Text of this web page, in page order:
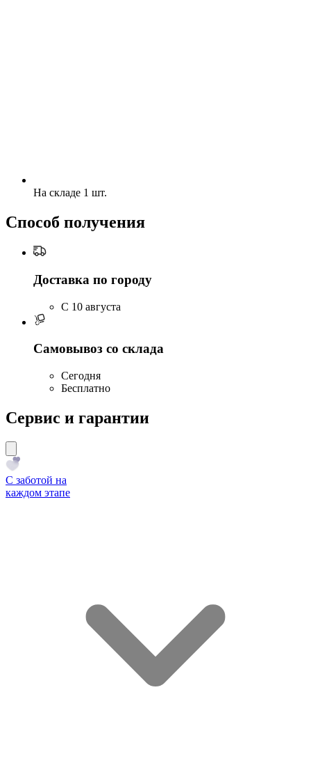
На складе 1 шт.
Способ получения
Доставка по городу
C 10 августа
Самовывоз со склада
Сегодня
Бесплатно
Сервис и гарантии
С заботой на
каждом этапе